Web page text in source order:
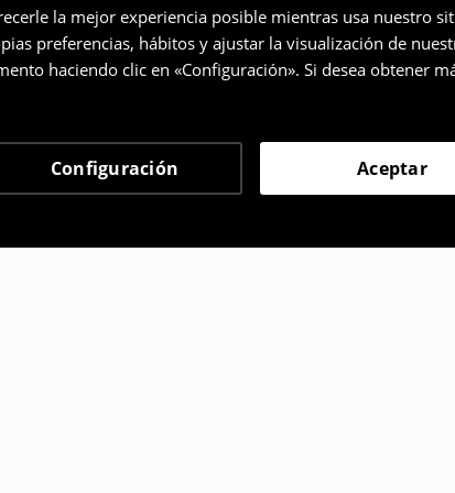
la mejor experiencia posible mientras usa nuestro
preferencias, hábitos y ajustar la visualización de
haciendo clic en «Configuración». Si desea obtener
Configuración Aceptar